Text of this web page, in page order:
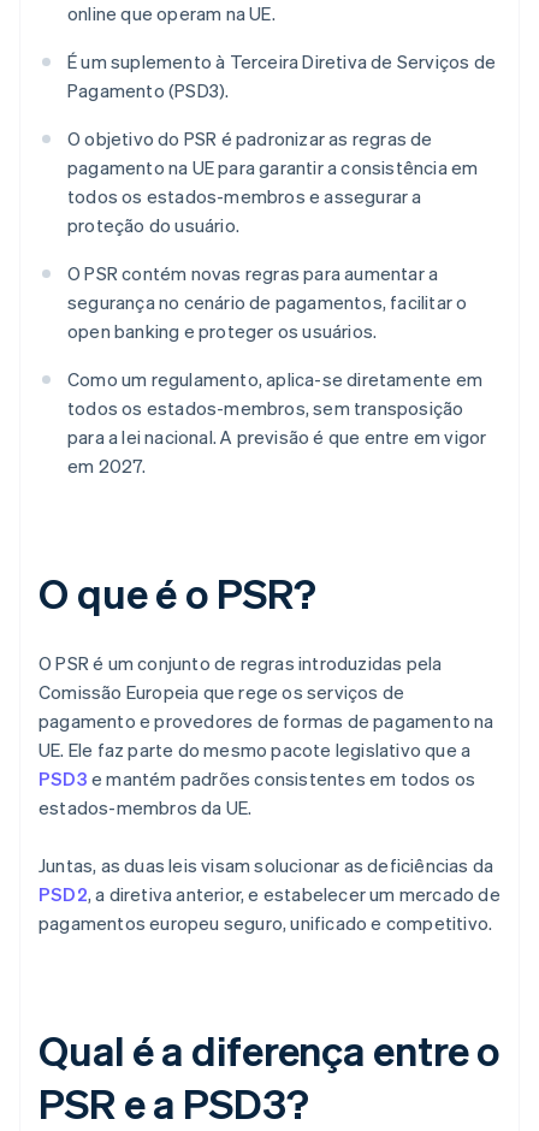
online que operam na UE.
É um suplemento à Terceira Diretiva de Serviços de
Pagamento (PSD3).
O objetivo do PSR é padronizar as regras de
pagamento na UE para garantir a consistência em
todos os estados-membros e assegurar a
proteção do usuário.
O PSR contém novas regras para aumentar a
segurança no cenário de pagamentos, facilitar o
open banking e proteger os usuários.
Como um regulamento, aplica-se diretamente em
todos os estados-membros, sem transposição
para a lei nacional. A previsão é que entre em vigor
em 2027.
O que é o PSR?
O PSR é um conjunto de regras introduzidas pela
Comissão Europeia que rege os serviços de
pagamento e provedores de formas de pagamento na
UE. Ele faz parte do mesmo pacote legislativo que a
PSD3 e mantém padrões consistentes em todos os
estados-membros da UE.
Juntas, as duas leis visam solucionar as deficiências da
PSD2, a diretiva anterior, e estabelecer um mercado de
pagamentos europeu seguro, unificado e competitivo.
Qual é a diferença entre o
PSR e a PSD3?